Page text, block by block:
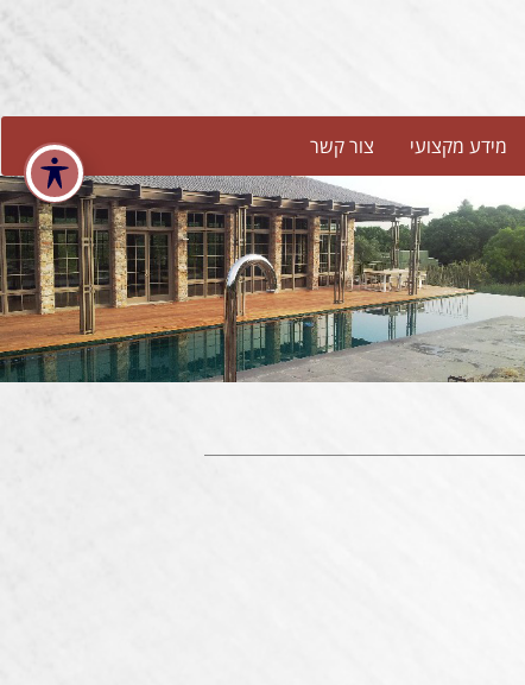
מידע מקצועי צור קשר